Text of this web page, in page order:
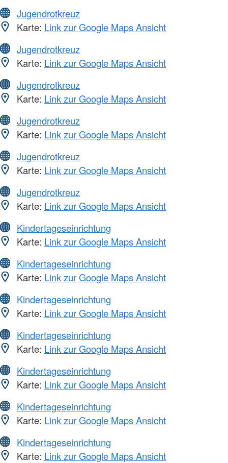
Jugendrotkreuz
Karte: Link zur Google Maps Ansicht
Jugendrotkreuz
Karte: Link zur Google Maps Ansicht
Jugendrotkreuz
Karte: Link zur Google Maps Ansicht
Jugendrotkreuz
Karte: Link zur Google Maps Ansicht
Jugendrotkreuz
Karte: Link zur Google Maps Ansicht
Jugendrotkreuz
Karte: Link zur Google Maps Ansicht
Kindertageseinrichtung
Karte: Link zur Google Maps Ansicht
Kindertageseinrichtung
Karte: Link zur Google Maps Ansicht
Kindertageseinrichtung
Karte: Link zur Google Maps Ansicht
Kindertageseinrichtung
Karte: Link zur Google Maps Ansicht
Kindertageseinrichtung
Karte: Link zur Google Maps Ansicht
Kindertageseinrichtung
Karte: Link zur Google Maps Ansicht
Kindertageseinrichtung
Karte: Link zur Google Maps Ansicht